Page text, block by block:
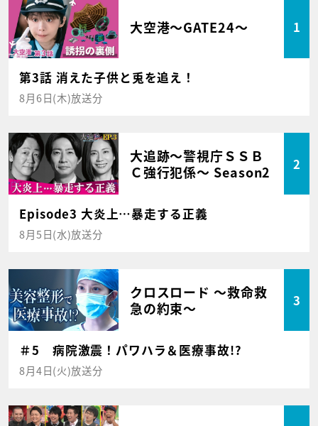
大空港～GATE24～ 1
第3話 消えた子供と兎を追え！
8月6日(木)放送分
大追跡～警視庁ＳＳＢ
Ｃ強行犯係～ Season2
2
Episode3 大炎上…暴走する正義
8月5日(水)放送分
クロスロード ～救命救
急の約束～
3
＃5 病院激震！パワハラ＆医療事故!?
8月4日(火)放送分